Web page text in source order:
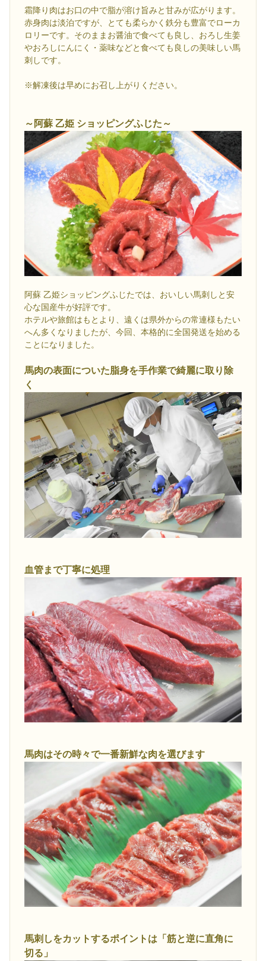
霜降り肉はお口の中で脂が溶け旨みと甘みが広がります。
赤身肉は淡泊ですが、とても柔らかく鉄分も豊富でローカ
ロリーです。そのままお醤油で食べても良し、おろし生姜
やおろしにんにく・薬味などと食べても良しの美味しい馬
刺しです。
※解凍後は早めにお召し上がりください。
～阿蘇 乙姫 ショッピングふじた～
阿蘇 乙姫ショッピングふじたでは、おいしい馬刺しと安
心な国産牛が好評です。
ホテルや旅館はもとより、遠くは県外からの常連様もたい
へん多くなりましたが、今回、本格的に全国発送を始める
ことになりました。
馬肉の表面についた脂身を手作業で綺麗に取り除
く
血管まで丁寧に処理
馬肉はその時々で一番新鮮な肉を選びます
馬刺しをカットするポイントは「筋と逆に直角に
切る」